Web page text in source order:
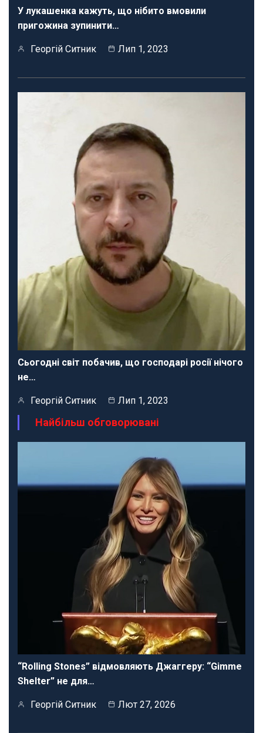
У лукашенка кажуть, що нібито вмовили
пригожина зупинити…
Георгій Ситник Лип 1, 2023
Сьогодні світ побачив, що господарі росії нічого
не…
Георгій Ситник Лип 1, 2023
Найбільш обговорювані
“Rolling Stones” відмовляють Джаггеру: “Gimme
Shelter” не для…
Георгій Ситник Лют 27, 2026